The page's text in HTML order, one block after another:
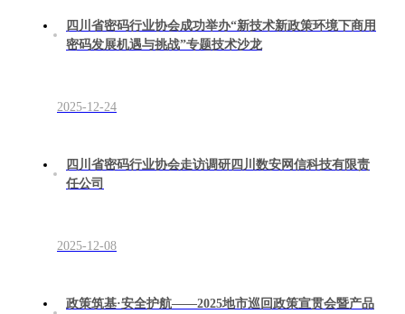
四川省密码行业协会成功举办“新技术新政策环境下商用
密码发展机遇与挑战”专题技术沙龙
2025-12-24
四川省密码行业协会走访调研四川数安网信科技有限责
任公司
2025-12-08
政策筑基·安全护航——2025地市巡回政策宣贯会暨产品